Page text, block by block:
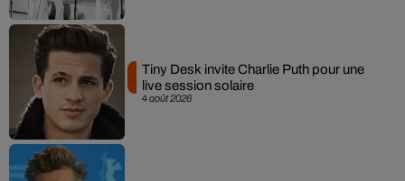
4 août 2026
Tiny Desk invite Charlie Puth pour une
live session solaire